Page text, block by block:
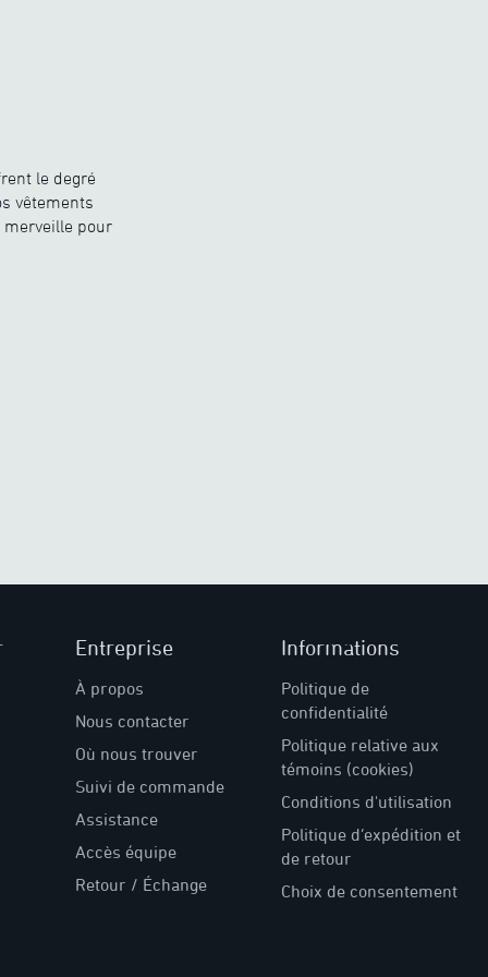
le degré
vêtements
merveille pour
Entreprise
À propos
Nous contacter
Où nous trouver
Suivi de commande
Assistance
Accès équipe
Retour / Échange
Informations
Politique de
confidentialité
Politique relative aux
témoins (cookies)
Conditions d'utilisation
Politique d’expédition et
de retour
Choix de consentement